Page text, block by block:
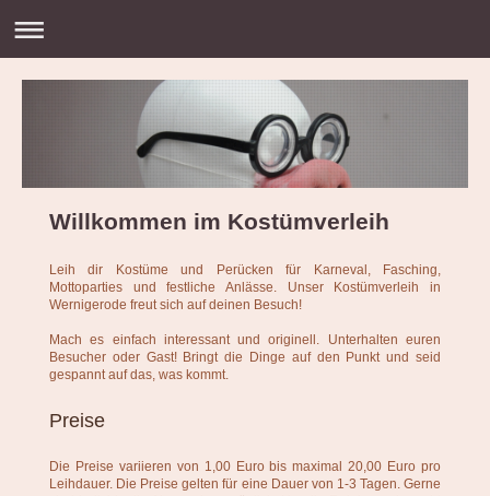
Willkommen im Kostümverleih
Leih dir Kostüme und Perücken für Karneval, Fasching,
Mottoparties und festliche Anlässe. Unser Kostümverleih in
Wernigerode freut sich auf deinen Besuch!
Mach es einfach interessant und originell. Unterhalten euren
Besucher oder Gast! Bringt die Dinge auf den Punkt und seid
gespannt auf das, was kommt.
Preise
Die Preise variieren von 1,00 Euro bis maximal 20,00 Euro pro
Leihdauer. Die Preise gelten für eine Dauer von 1-3 Tagen. Gerne